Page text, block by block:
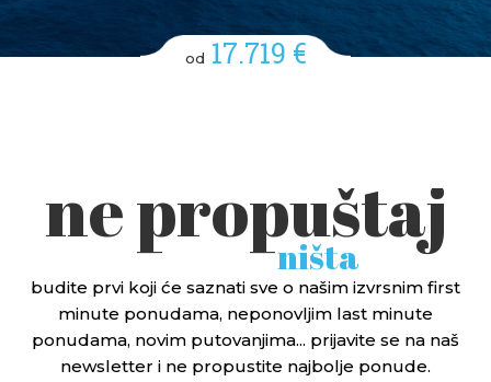
od 17.719 €
ne propuštaj
ništa
budite prvi koji će saznati sve o našim izvrsnim first
minute ponudama, neponovljim last minute
ponudama, novim putovanjima... prijavite se na naš
newsletter i ne propustite najbolje ponude.